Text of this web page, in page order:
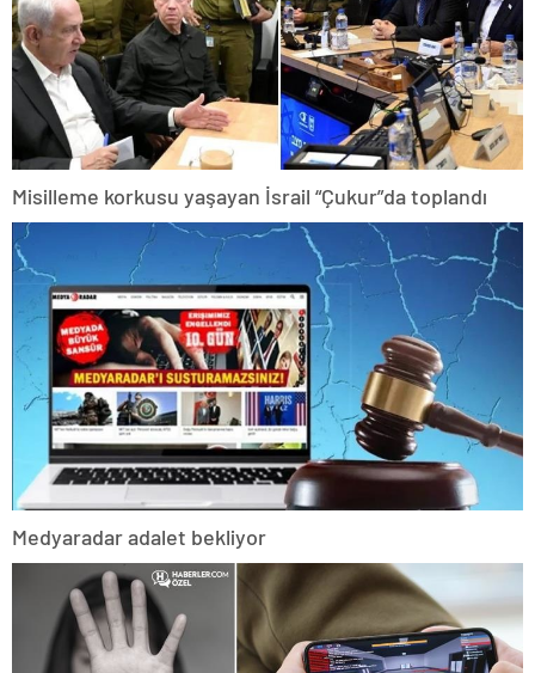
Misilleme korkusu yaşayan İsrail “Çukur”da toplandı
Medyaradar adalet bekliyor